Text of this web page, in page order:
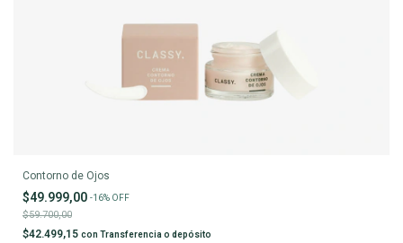
Contorno de Ojos
$49.999,00 -16% OFF
$59.700,00
$42.499,15 con Transferencia o depósito